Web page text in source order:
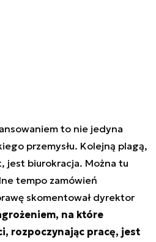
to nie jedyna
przemysłu. Kolejną plagą,
jest biurokracja. Można tu
tempo zamówień
skomentował dyrektor
na które
rozpoczynając pracę, jest